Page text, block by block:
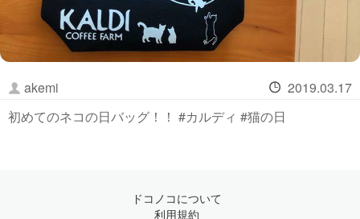
akemi
2019.03.17
初めてのネコの日バッグ！！ #カルディ #猫の日
ドコノコについて
利用規約